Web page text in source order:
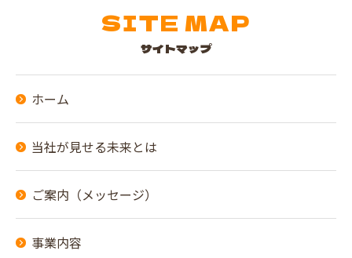
サイトマップ
SITE MAP
ホーム
当社が見せる未来とは
ご案内（メッセージ）
事業内容